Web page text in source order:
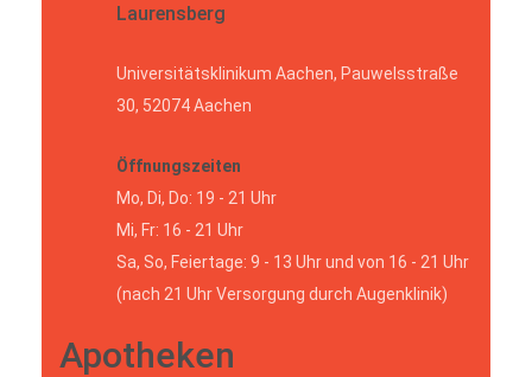
Laurensberg
Universitätsklinikum Aachen, Pauwelsstraße
30, 52074 Aachen
Öffnungszeiten
Mo, Di, Do: 19 - 21 Uhr
Mi, Fr: 16 - 21 Uhr
Sa, So, Feiertage: 9 - 13 Uhr und von 16 - 21 Uhr
(nach 21 Uhr Versorgung durch Augenklinik)
Apotheken